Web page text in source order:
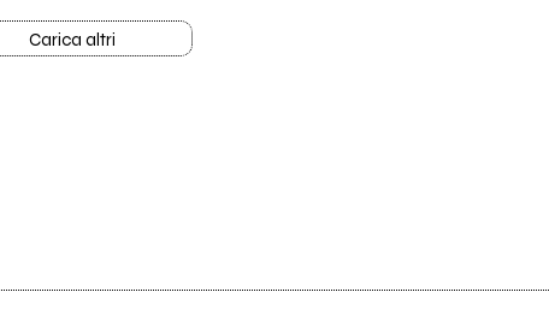
Carica altri